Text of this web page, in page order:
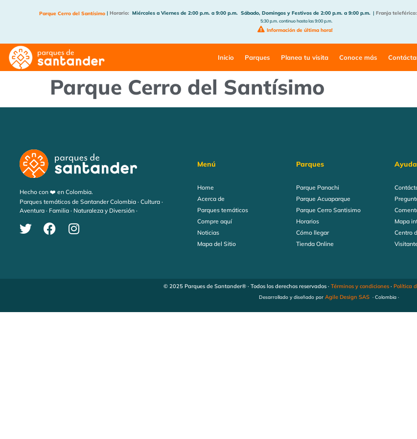
Parque Cerro del Santísimo | Horario: Miércoles a Viernes de 2:00 p.m. a 9:00 p.m. Sábado, Domingos y Festivos de 2:00 p.m. a 9:00 p.m. | Franja teleférico:
5:30 p.m. continuo hasta las 9:00 p.m.
Información de última hora!
Inicio Parques Planea tu visita Conoce más
Parque Cerro del Santísimo
Hecho con ❤️ en Colombia.
Parques temáticos de Santander Colombia · Cultura ·
Aventura · Familia · Naturaleza y Diversión ·
Menú
Home
Acerca de
Parques temáticos
Compre aquí
Noticias
Mapa del Sitio
Parques
Parque Panachi
Parque Acuaparque
Parque Cerro Santisimo
Horarios
Cómo llegar
Tienda Online
Ayuda
Mapa
Centro
© 2025 Parques de Santander® · Todos los derechos reservados · Términos y condiciones· Política
Desarrollado y diseñado por Agile Design SAS · Colombia ·